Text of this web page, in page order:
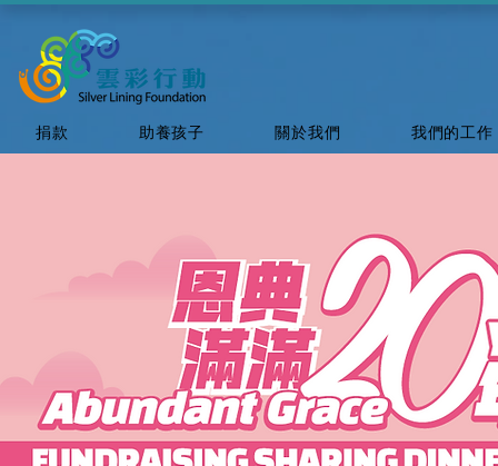
捐款 助養孩子 關於我們 我們的工作